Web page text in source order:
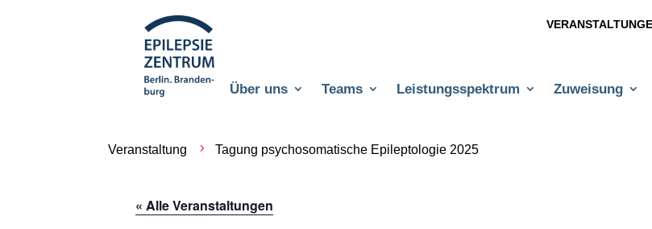
Über uns Teams Leistungsspektrum Zuweisung
Veranstaltung Tagung psychosomatische Epileptologie 2025
« Alle Veranstaltungen